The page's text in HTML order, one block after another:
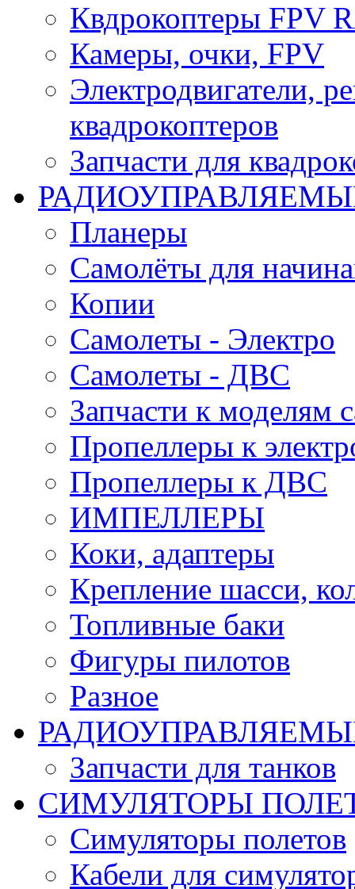
Квдрокоптеры FPV
Камеры, очки, FPV
Электродвигатели,
квадрокоптеров
Запчасти для
Планеры
Самолёты для
Копии
Самолеты - Электро
Самолеты - ДВС
Запчасти к моделям
Пропеллеры к
Пропеллеры к ДВС
ИМПЕЛЛЕРЫ
Коки, адаптеры
Крепление шасси,
Топливные баки
Фигуры пилотов
Разное
Запчасти для танков
СИМУЛЯТОРЫ
Симуляторы полетов
Кабели для